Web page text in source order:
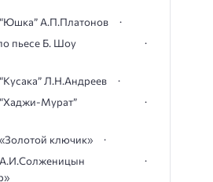
“Юшка” А.П.Платонов
пьесе Б. Шоу
Л.Н.Андреев
Мурат”
ключик»
А.И.Солженицын